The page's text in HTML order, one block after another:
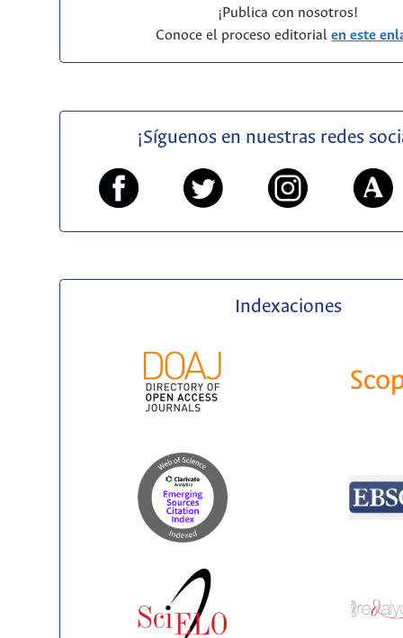
¡Publica con nosotros!
Conoce el proceso editorialen este
¡Síguenos en nuestras redes
Indexaciones